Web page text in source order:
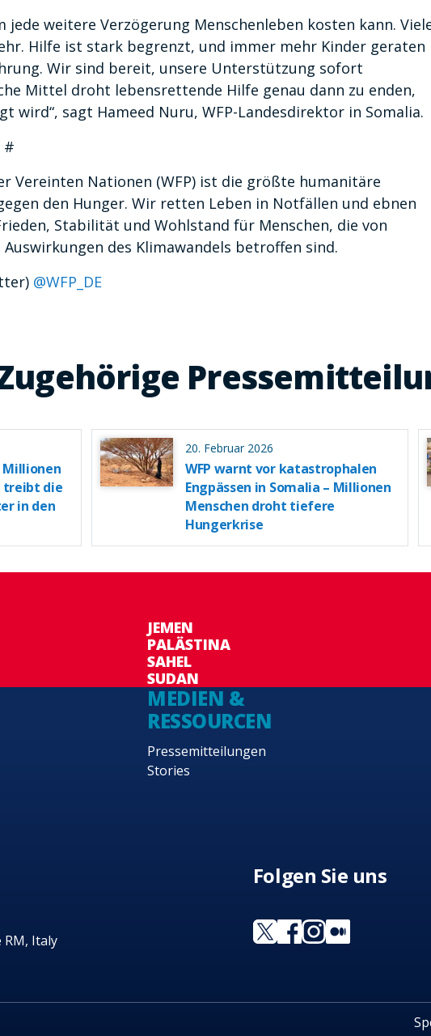
weitere Verzögerung Menschenleben kosten kann.
Hilfe ist stark begrenzt, und immer mehr Kinder geraten
Wir sind bereit, unsere Unterstützung sofort
Mittel droht lebensrettende Hilfe genau dann zu enden,
wird“, sagt Hameed Nuru, WFP-Landesdirektor in Somalia.
Vereinten Nationen (WFP) ist die größte humanitäre
den Hunger. Wir retten Leben in Notfällen und ebnen
Stabilität und Wohlstand für Menschen, die von
des Klimawandels betroffen sind.
@WFP_DE
Millionen
treibt die
in den
20. Februar 2026
WFP warnt vor katastrophalen
Engpässen in Somalia – Millionen
Menschen droht tiefere
Hungerkrise
JEMEN
PALÄSTINA
SAHEL
SUDAN
MEDIEN &
RESSOURCEN
Pressemitteilungen
Stories
RM, Italy
Folgen Sie uns